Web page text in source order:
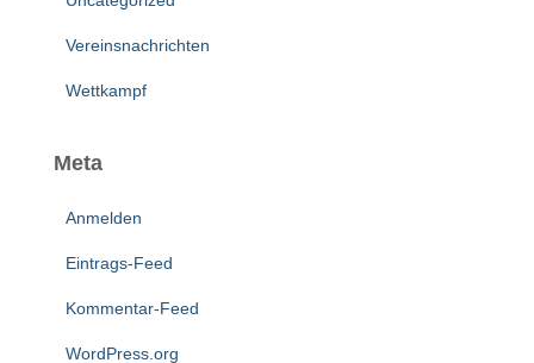
Vereinsnachrichten
Wettkampf
Meta
Anmelden
Eintrags-Feed
Kommentar-Feed
WordPress.org